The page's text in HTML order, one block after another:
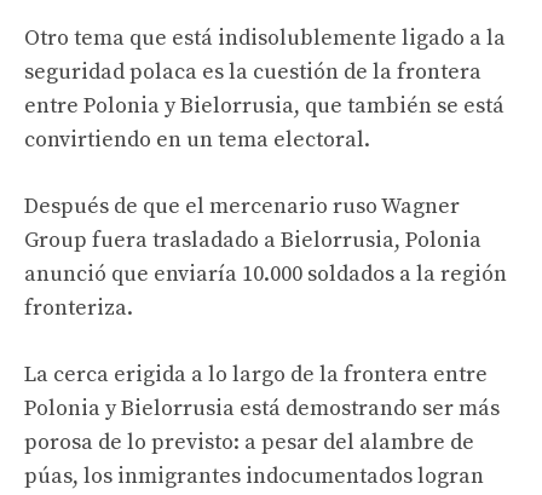
Otro tema que está indisolublemente ligado a la
seguridad polaca es la cuestión de la frontera
entre Polonia y Bielorrusia, que también se está
convirtiendo en un tema electoral.
Después de que el mercenario ruso Wagner
Group fuera trasladado a Bielorrusia, Polonia
anunció que enviaría 10.000 soldados a la región
fronteriza.
La cerca erigida a lo largo de la frontera entre
Polonia y Bielorrusia está demostrando ser más
porosa de lo previsto: a pesar del alambre de
púas, los inmigrantes indocumentados logran